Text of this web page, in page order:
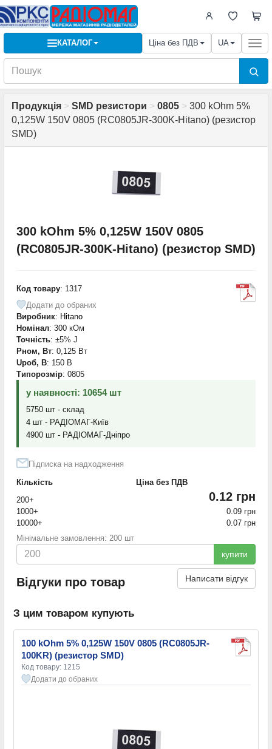
КАТАЛОГ Ціна без ПДВ UA
Продукція > SMD резистори > 0805 > 300 kOhm 5%
0,125W 150V 0805 (RC0805JR-300K-Hitano) (резистор
SMD)
300 kOhm 5% 0,125W 150V 0805
(RC0805JR-300K-Hitano) (резистор SMD)
Код товару: 1317
Додати до обраних
Виробник: Hitano
Номінал: 300 кОм
Точність: ±5% J
Pном, Вт: 0,125 Вт
Uроб, В: 150 В
Типорозмір: 0805
у наявності: 10654 шт
5750 шт - склад
4 шт - РАДІОМАГ-Київ
4900 шт - РАДІОМАГ-Дніпро
Підписка на надходження
Кількість
Ціна без ПДВ
200+
0.12 грн
1000+
0.09 грн
10000+
0.07 грн
Мінімальне замовлення: 200 шт
купити
Відгуки про товар Написати відгук
З цим товаром купують
100 kOhm 5% 0,125W 150V 0805 (RC0805JR-
100KR) (резистор SMD)
Код товару: 1215
Додати до обраних